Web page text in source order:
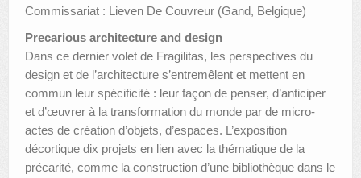
Commissariat : Lieven De Couvreur (Gand, Belgique)
Precarious architecture and design
Dans ce dernier volet de Fragilitas, les perspectives du
design et de l’architecture s’entremêlent et mettent en
commun leur spécificité : leur façon de penser, d’anticiper
et d’œuvrer à la transformation du monde par de micro-
actes de création d’objets, d’espaces. L’exposition
décortique dix projets en lien avec la thématique de la
précarité, comme la construction d’une bibliothèque dans le